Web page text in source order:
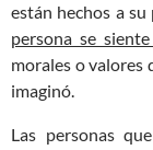
están hechos a su
persona se
morales o valores
imaginó.
Las personas